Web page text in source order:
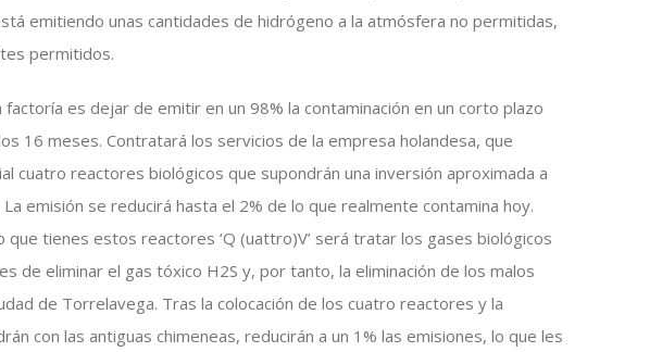
emitiendo unas cantidades de hidrógeno a la atmósfera no permitidas,
permitidos.
factoría es dejar de emitir en un 98% la contaminación en un corto plazo
16 meses. Contratará los servicios de la empresa holandesa, que
cuatro reactores biológicos que supondrán una inversión aproximada a
emisión se reducirá hasta el 2% de lo que realmente contamina hoy.
que tienes estos reactores ‘Q (uattro)V’ será tratar los gases biológicos
de eliminar el gas tóxico H2S y, por tanto, la eliminación de los malos
de Torrelavega. Tras la colocación de los cuatro reactores y la
con las antiguas chimeneas, reducirán a un 1% las emisiones, lo que les